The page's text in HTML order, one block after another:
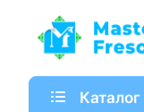
Каталог